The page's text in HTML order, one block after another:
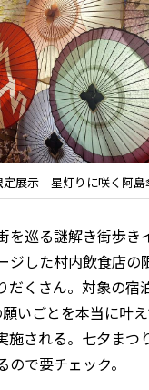
定展示 星灯りに咲く阿島
を巡る謎解き街歩き
ジした村内飲食店の
だくさん。対象の宿
いごとを本当に叶
施される。七夕まつ
で要チェック。